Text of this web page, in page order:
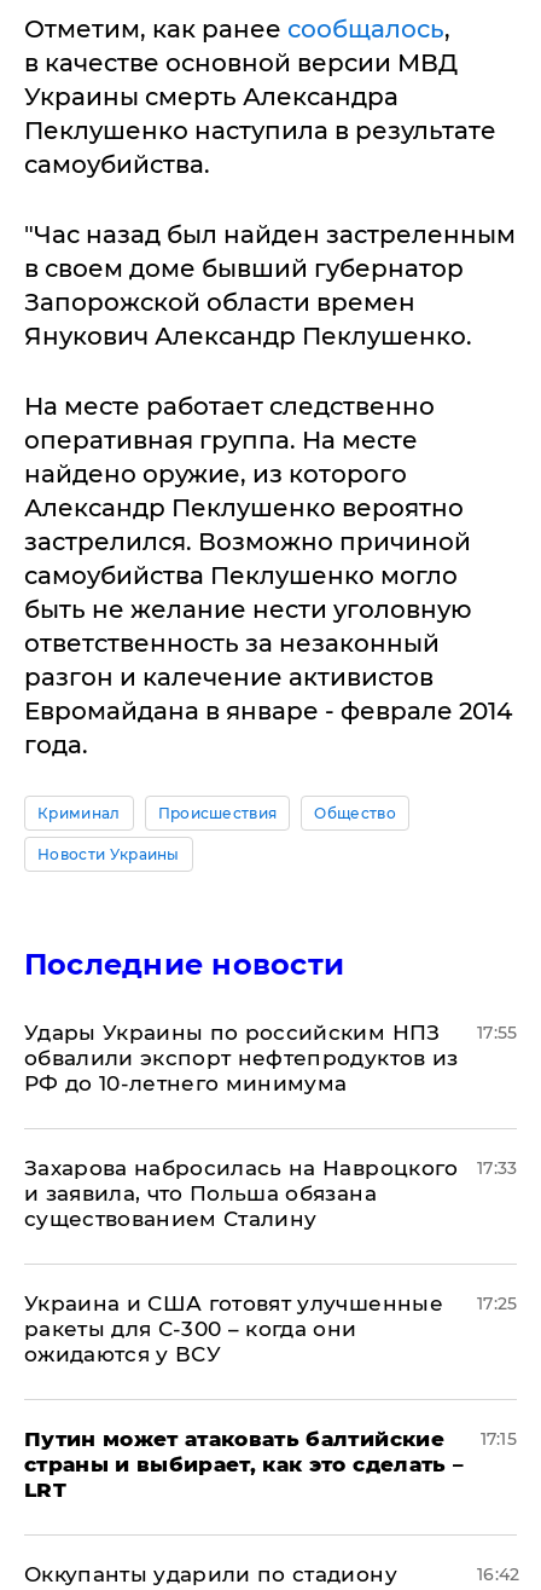
Отметим, как ранее сообщалось,
в качестве основной версии МВД
Украины смерть Александра
Пеклушенко наступила в результате
самоубийства.
"Час назад был найден застреленным
в своем доме бывший губернатор
Запорожской области времен
Янукович Александр Пеклушенко.
На месте работает следственно
оперативная группа. На месте
найдено оружие, из которого
Александр Пеклушенко вероятно
застрелился. Возможно причиной
самоубийства Пеклушенко могло
быть не желание нести уголовную
ответственность за незаконный
разгон и калечение активистов
Евромайдана в январе - феврале 2014
года.
Криминал Происшествия Общество
Новости Украины
Последние новости
Удары Украины по российским НПЗ
обвалили экспорт нефтепродуктов из
РФ до 10-летнего минимума
17:55
​Захарова набросилась на Навроцкого
и заявила, что Польша обязана
существованием Сталину
17:33
Украина и США готовят улучшенные
ракеты для С-300 – когда они
ожидаются у ВСУ
17:25
Путин может атаковать балтийские
страны и выбирает, как это сделать –
LRT
17:15
Оккупанты ударили по стадиону
16:42